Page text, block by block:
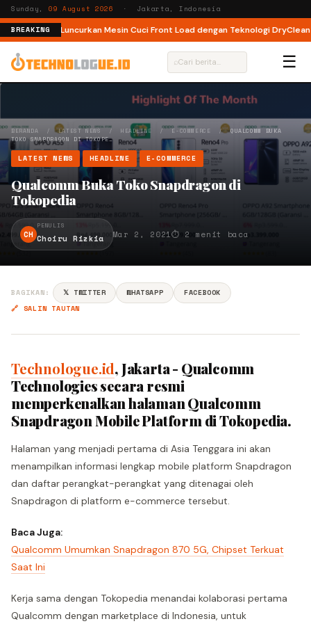
Sunday, 09 August 2026 · Jakarta, Indonesia
BREAKING
MODENA Luncurkan Mesin Cuci Front Load dengan Teknologi DryClean
⌕ ☰
BERANDA /LATEST NEWS/ HEADLINE /E-COMMERCE /QUALCOMM BUKA
TOKO SNAPDRAGON DI TOKOPE…
LATEST NEWS HEADLINE E-COMMERCE
Qualcomm Buka Toko Snapdragon di
Tokopedia
CH
PENULIS
Choiru Rizkia Mar 2, 2021⏱ 2 menit baca
BAGIKAN: 𝕏 TWITTER WHATSAPP
FACEBOOK
🔗 SALIN TAUTAN
Technologue.id, Jakarta - Qualcomm
Technologies secara resmi
memperkenalkan halaman Qualcomm
Snapdragon Mobile Platform di Tokopedia.
Halaman yang menjadi pertama di Asia Tenggara ini akan
menampilkan informasi lengkap mobile platform Snapdragon
dan daftar perangkat-perangkat yang ditenagai oleh
Snapdragon di platform e-commerce tersebut.
Baca Juga:
Qualcomm Umumkan Snapdragon 870 5G, Chipset Terkuat
Saat Ini
Kerja sama dengan Tokopedia menandai kolaborasi pertama
Qualcomm dengan marketplace di Indonesia, untuk